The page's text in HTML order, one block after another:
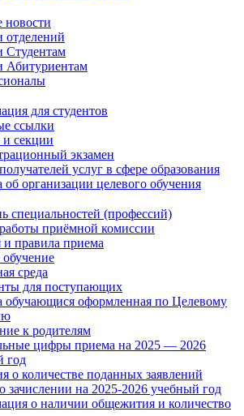
новости
отделений
Студентам
Абитуриентам
для студентов
ссылки
секции
экзамен
услуг в сфере образования
об организации целевого обучения
специальностей (профессий)
приёмной комиссии
и правила приема
обучение
среда
для поступающих
обучающися оформленная по Целевому
к родителям
цифры приема на 2025 — 2026
год
о количестве поданных заявлений
зачислении на 2025-2026 учебный год
о наличии общежития и количество